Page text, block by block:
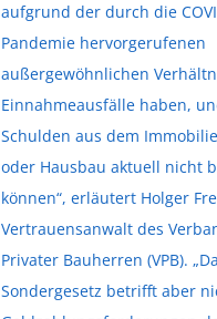
aufgrund der durch die
Pandemie hervorgerufenen
außergewöhnlichen
Einnahmeausfälle haben,
Schulden aus dem
oder Hausbau aktuell nicht
können“, erläutert Holger
Vertrauensanwalt des
Privater Bauherren (VPB).
Sondergesetz betrifft aber